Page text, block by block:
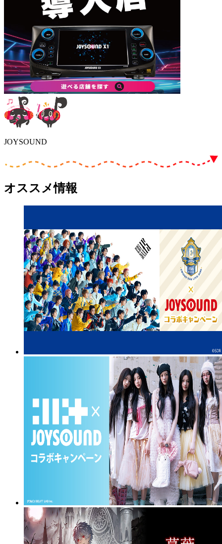
JOYSOUND
オススメ情報